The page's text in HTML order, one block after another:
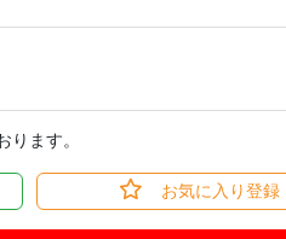
ります。
お気に入り登録